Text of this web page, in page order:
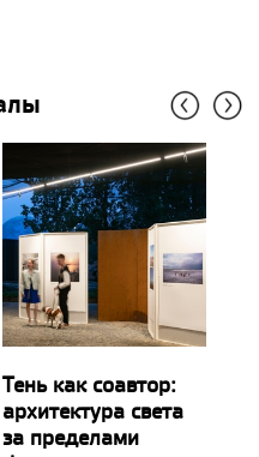
Тень как соавтор:
архитектура света
за пределами